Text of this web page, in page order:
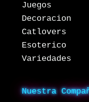
Juegos
Decoracion
Catlovers
Esoterico
Variedades
Nuestra